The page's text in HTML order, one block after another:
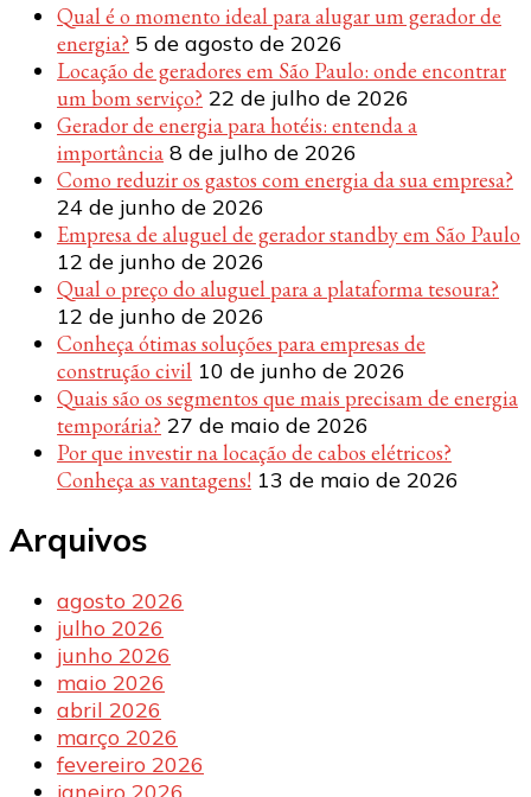
Qual é o momento ideal para alugar um gerador de
energia? 5 de agosto de 2026
Locação de geradores em São Paulo: onde encontrar
um bom serviço? 22 de julho de 2026
Gerador de energia para hotéis: entenda a
importância 8 de julho de 2026
Como reduzir os gastos com energia da sua empresa?
24 de junho de 2026
Empresa de aluguel de gerador standby em São Paulo
12 de junho de 2026
Qual o preço do aluguel para a plataforma tesoura?
12 de junho de 2026
Conheça ótimas soluções para empresas de
construção civil 10 de junho de 2026
Quais são os segmentos que mais precisam de energia
temporária? 27 de maio de 2026
Por que investir na locação de cabos elétricos?
Conheça as vantagens! 13 de maio de 2026
Arquivos
agosto 2026
julho 2026
junho 2026
maio 2026
abril 2026
março 2026
fevereiro 2026
janeiro 2026